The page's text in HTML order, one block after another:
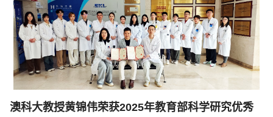
澳科大教授黄锦伟荣获2025年教育部科学研究优秀